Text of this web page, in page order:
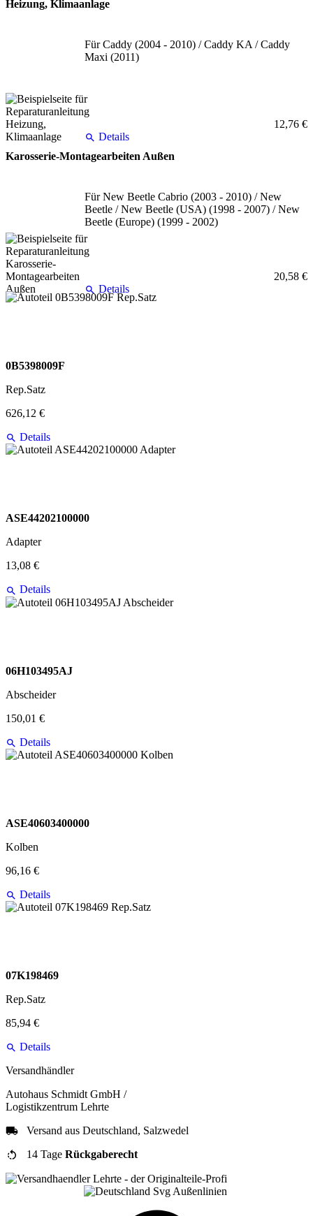
Heizung, Klimaanlage
Für Caddy (2004 - 2010) / Caddy KA / Caddy
Maxi (2011)
12,76 €
Details
Karosserie-Montagearbeiten Außen
Für New Beetle Cabrio (2003 - 2010) / New
Beetle / New Beetle (USA) (1998 - 2007) / New
Beetle (Europe) (1999 - 2002)
20,58 €
Details
0B5398009F
Rep.Satz
626,12 €
Details
ASE44202100000
Adapter
13,08 €
Details
06H103495AJ
Abscheider
150,01 €
Details
ASE40603400000
Kolben
96,16 €
Details
07K198469
Rep.Satz
85,94 €
Details
Versandhändler
Autohaus Schmidt GmbH /
Logistikzentrum Lehrte
Versand aus Deutschland, Salzwedel
14 Tage Rückgaberecht